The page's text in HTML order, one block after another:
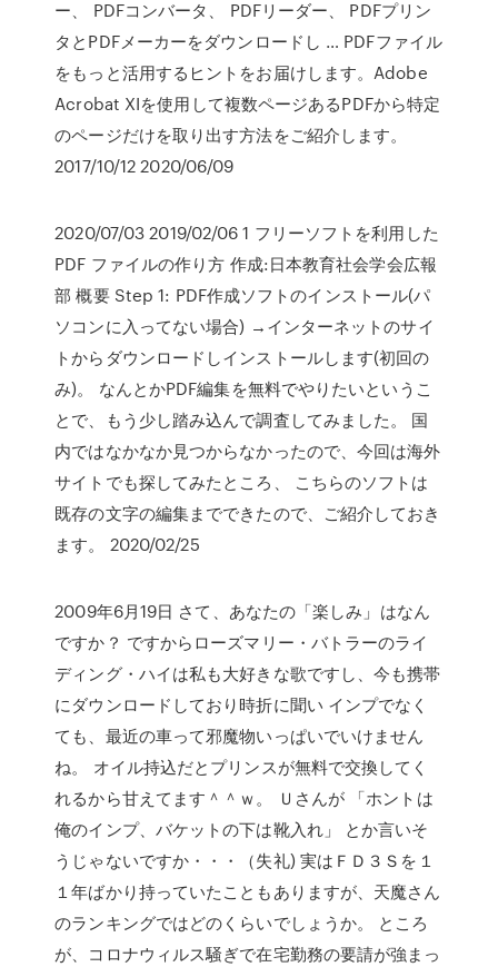
ー、 PDFコンバータ、 PDFリーダー、 PDFプリン
タとPDFメーカーをダウンロードし … PDFファイル
をもっと活用するヒントをお届けします。Adobe
Acrobat XIを使用して複数ページあるPDFから特定
のページだけを取り出す方法をご紹介します。
2017/10/12 2020/06/09
2020/07/03 2019/02/06 1 フリーソフトを利用した
PDF ファイルの作り方 作成:日本教育社会学会広報
部 概要 Step 1: PDF作成ソフトのインストール(パ
ソコンに入ってない場合) →インターネットのサイ
トからダウンロードしインストールします(初回の
み)。 なんとかPDF編集を無料でやりたいというこ
とで、もう少し踏み込んで調査してみました。 国
内ではなかなか見つからなかったので、今回は海外
サイトでも探してみたところ、 こちらのソフトは
既存の文字の編集までできたので、ご紹介しておき
ます。 2020/02/25
2009年6月19日 さて、あなたの「楽しみ」はなん
ですか？ ですからローズマリー・バトラーのライ
ディング・ハイは私も大好きな歌ですし、今も携帯
にダウンロードしており時折に聞い インプでなく
ても、最近の車って邪魔物いっぱいでいけません
ね。 オイル持込だとプリンスが無料で交換してく
れるから甘えてます＾＾ｗ。 Ｕさんが 「ホントは
俺のインプ、バケットの下は靴入れ」 とか言いそ
うじゃないですか・・・（失礼) 実はＦＤ３Ｓを１
１年ばかり持っていたこともありますが、天魔さん
のランキングではどのくらいでしょうか。 ところ
が、コロナウィルス騒ぎで在宅勤務の要請が強まっ